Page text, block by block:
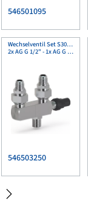
546501095
Wechselventil Set S30W CuSn
2x AG G 1/2" - 1x AG G 1/2"
546503250